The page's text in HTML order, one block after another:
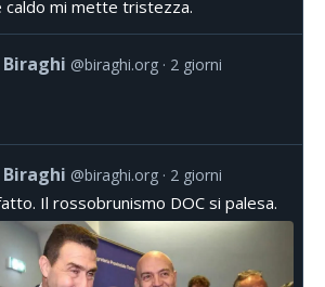
caldo mi mette tristezza.
@biraghi.org 2 giorni
@biraghi.org 2 giorni
Il rossobrunismo DOC si palesa.